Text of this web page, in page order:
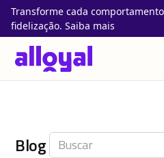
Transforme cada
fidelização. Saiba mais
Blog